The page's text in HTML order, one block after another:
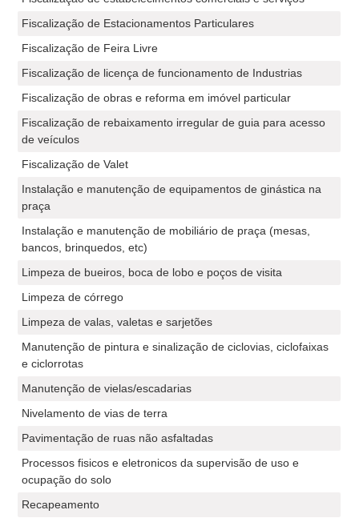
Fiscalização de Estacionamentos Particulares
Fiscalização de Feira Livre
Fiscalização de licença de funcionamento de Industrias
Fiscalização de obras e reforma em imóvel particular
Fiscalização de rebaixamento irregular de guia para acesso
de veículos
Fiscalização de Valet
Instalação e manutenção de equipamentos de ginástica na
praça
Instalação e manutenção de mobiliário de praça (mesas,
bancos, brinquedos, etc)
Limpeza de bueiros, boca de lobo e poços de visita
Limpeza de córrego
Limpeza de valas, valetas e sarjetões
Manutenção de pintura e sinalização de ciclovias, ciclofaixas
e ciclorrotas
Manutenção de vielas/escadarias
Nivelamento de vias de terra
Pavimentação de ruas não asfaltadas
Processos fisicos e eletronicos da supervisão de uso e
ocupação do solo
Recapeamento